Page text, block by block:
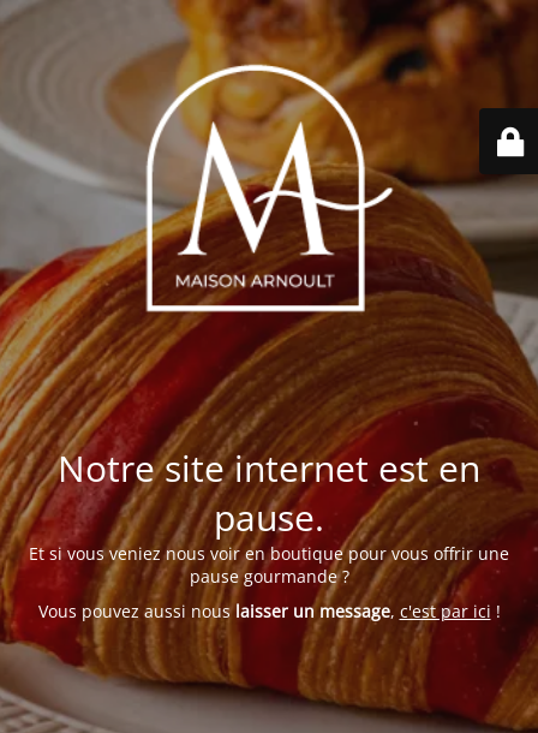
Notre site internet est en
pause.
Et si vous veniez nous voir en boutique pour vous offrir une
pause gourmande ?
Vous pouvez aussi nouslaisser un message, c'est par ici !